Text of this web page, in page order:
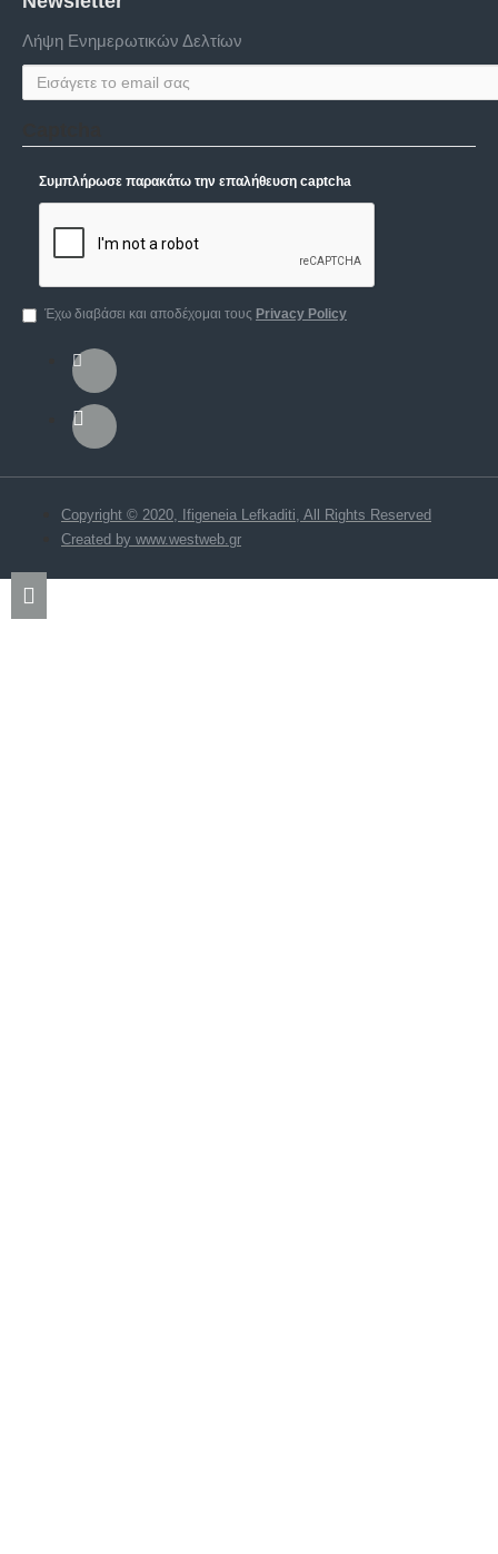
Λήψη Ενημερωτικών Δελτίων
Συμπλήρωσε παρακάτω την επαλήθευση captcha
Έχω διαβάσει και αποδέχομαι τους Privacy Policy
Copyright © 2020, Ifigeneia Lefkaditi, All Rights Reserved
Created by www.westweb.gr